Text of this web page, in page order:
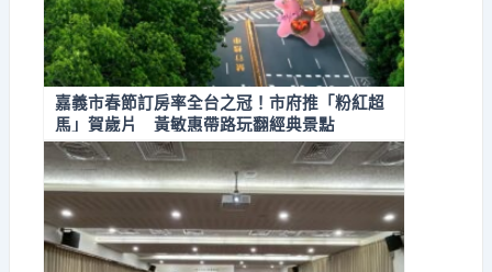
嘉義市春節訂房率全台之冠！市府推「粉紅超
馬」賀歲片 黃敏惠帶路玩翻經典景點